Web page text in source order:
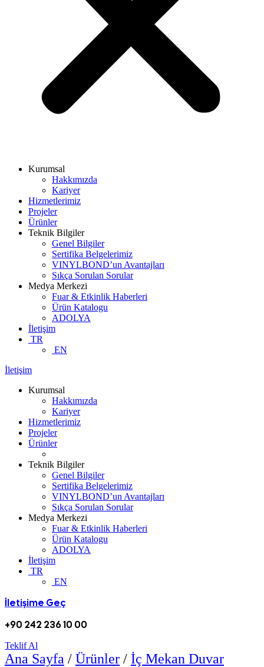
Kurumsal
Hakkımızda
Kariyer
Hizmetlerimiz
Projeler
Ürünler
Teknik Bilgiler
Genel Bilgiler
Sertifika Belgelerimiz
VINYLBOND’un Avantajları
Sıkça Sorulan Sorular
Medya Merkezi
Fuar & Etkinlik Haberleri
Ürün Katalogu
ADOLYA
İletişim
TR
EN
İletişim
Kurumsal
Hakkımızda
Kariyer
Hizmetlerimiz
Projeler
Ürünler
Teknik Bilgiler
Genel Bilgiler
Sertifika Belgelerimiz
VINYLBOND’un Avantajları
Sıkça Sorulan Sorular
Medya Merkezi
Fuar & Etkinlik Haberleri
Ürün Katalogu
ADOLYA
İletişim
TR
EN
İletişime Geç
+90 242 236 10 00
Teklif Al
Ana Sayfa / Ürünler / İç Mekan Duvar